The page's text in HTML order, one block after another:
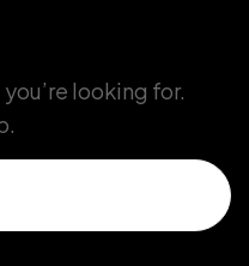
looking for.